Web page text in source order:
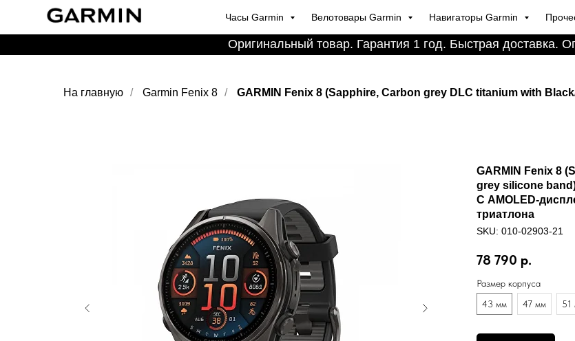
Часы Garmin Велотовары Garmin Навигаторы Garmin
Оригинальный товар. Гарантия 1 год. Быстрая доставка.
На главную / Garmin Fenix 8 / GARMIN Fenix 8 (Sapphire, Carbon grey DLC titanium with
GARMIN Fenix 8
grey silicone
С AMOLED-
триатлона
SKU: 010-02903-21
78 790 р.
Размер корпуса
43 мм
47 мм 51